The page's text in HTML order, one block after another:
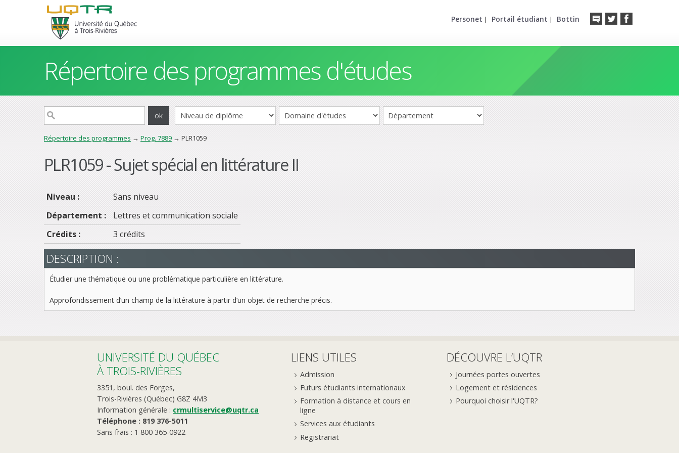
Personet | Portail étudiant | Bottin
Répertoire des programmes d'études
Répertoire des programmes → Prog. 7889 → PLR1059
PLR1059 - Sujet spécial en littérature II
Niveau :
Sans niveau
Département :
Lettres et communication sociale
Crédits :
3 crédits
DESCRIPTION :
Étudier une thématique ou une problématique particulière en littérature.
Approfondissement d’un champ de la littérature à partir d’un objet de recherche précis.
UNIVERSITÉ DU QUÉBEC
À TROIS-RIVIÈRES
3351, boul. des Forges,
Trois-Rivières (Québec) G8Z 4M3
Information générale : crmultiservice@uqtr.ca
Téléphone : 819 376-5011
Sans frais : 1 800 365-0922
LIENS UTILES
Admission
Futurs étudiants internationaux
Formation à distance et cours en
ligne
Services aux étudiants
Registrariat
DÉCOUVRE L’UQTR
Journées portes ouvertes
Logement et résidences
Pourquoi choisir l'UQTR?